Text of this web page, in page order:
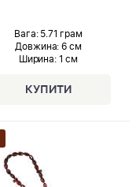
Вага: 5.71 грам
Довжина: 6 см
Ширина: 1 см